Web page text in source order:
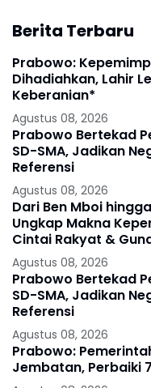
Berita Terbaru
Prabowo:
Dihadiahkan, Lahir
Keberanian*
Agustus 08, 2026
Prabowo Bertekad
SD-SMA, Jadikan
Referensi
Agustus 08, 2026
Dari Ben Mboi
Ungkap Makna
Cintai Rakyat &
Agustus 08, 2026
Prabowo Bertekad
SD-SMA, Jadikan
Referensi
Agustus 08, 2026
Prabowo:
Jembatan, Perbaiki